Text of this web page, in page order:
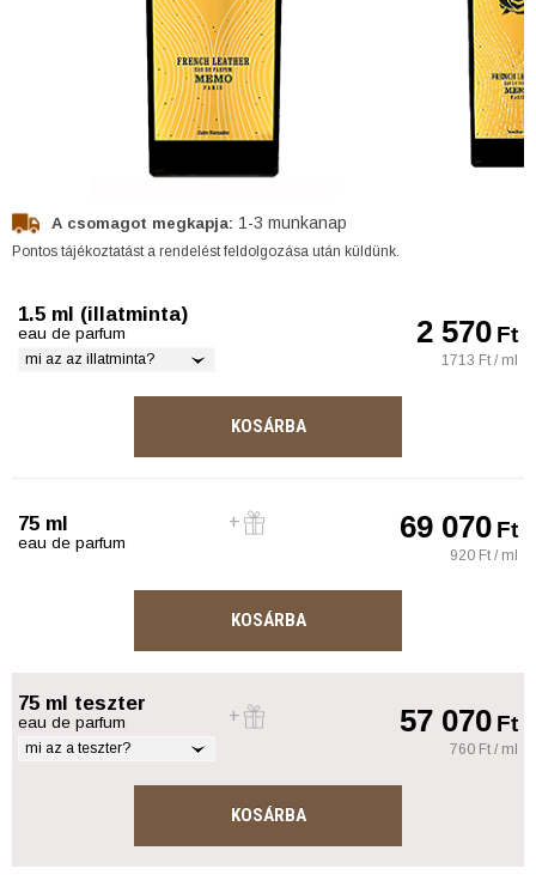
A csomagot megkapja: 1-3 munkanap
Pontos tájékoztatást a rendelést feldolgozása után küldünk.
1.5 ml (illatminta)
eau de parfum
mi az az illatminta?
2 570Ft
1713 Ft / ml
KOSÁRBA
75 ml
eau de parfum 69 070Ft
920 Ft / ml
KOSÁRBA
75 ml teszter
eau de parfum
mi az a teszter?
57 070Ft
760 Ft / ml
KOSÁRBA